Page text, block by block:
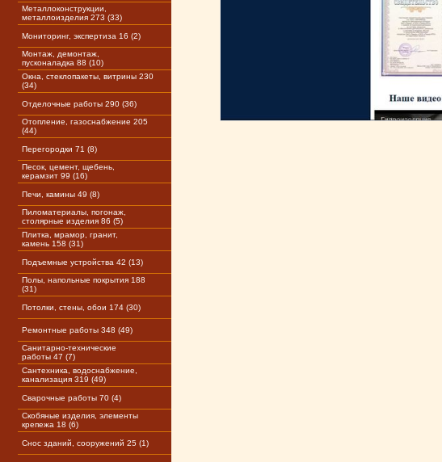
Металлоконструкции,
металлоизделия 273 (33)
Мониторинг, экспертиза 16 (2)
Монтаж, демонтаж,
пусконаладка 88 (10)
Окна, стеклопакеты, витрины 230
(34)
Отделочные работы 290 (36)
Отопление, газоснабжение 205
(44)
Перегородки 71 (8)
Песок, цемент, щебень,
керамзит 99 (16)
Печи, камины 49 (8)
Пиломатериалы, погонаж,
столярные изделия 86 (5)
Плитка, мрамор, гранит,
камень 158 (31)
Подъемные устройства 42 (13)
Полы, напольные покрытия 188
(31)
Потолки, стены, обои 174 (30)
Ремонтные работы 348 (49)
Санитарно-технические
работы 47 (7)
Сантехника, водоснабжение,
канализация 319 (49)
Сварочные работы 70 (4)
Скобяные изделия, элементы
крепежа 18 (6)
Снос зданий, сооружений 25 (1)